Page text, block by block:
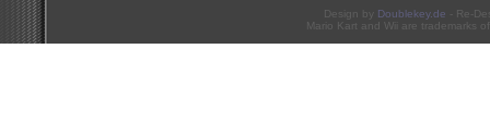
Design by Doublekey.de - Re-
Mario Kart and Wii are trademarks